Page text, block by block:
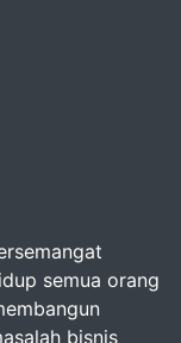
semua orang
bisnis